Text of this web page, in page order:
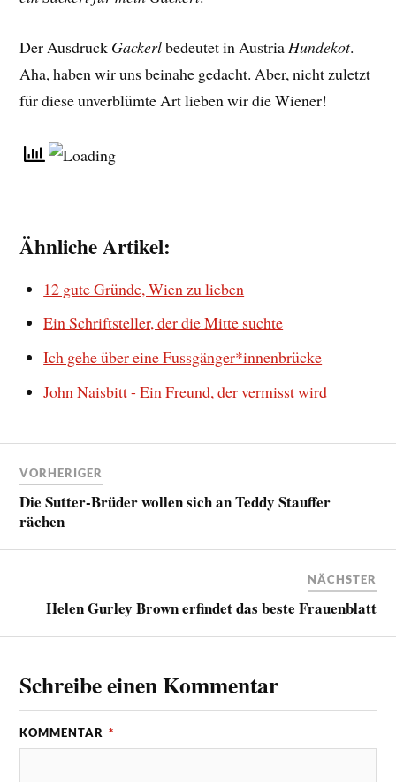
Der Ausdruck Gackerlbedeutet in AustriaHundekot.
Aha, haben wir uns beinahe gedacht. Aber, nicht zuletzt
für diese unverblümte Art lieben wir die Wiener!
Ähnliche Artikel:
12 gute Gründe, Wien zu lieben
Ein Schriftsteller, der die Mitte suchte
Ich gehe über eine Fussgänger*innenbrücke
John Naisbitt - Ein Freund, der vermisst wird
VORHERIGER
Die Sutter-Brüder wollen sich an Teddy Stauffer
rächen
NÄCHSTER
Helen Gurley Brown erfindet das beste Frauenblatt
Schreibe einen Kommentar
KOMMENTAR *